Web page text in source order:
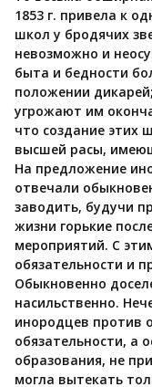
1853 г. привела к
школ у бродячих
невозможно и
быта и бедности
положении
угрожают им
что создание этих
высшей расы,
На предложение
отвечали
заводить, будучи
жизни горькие
мероприятий. С
обязательности и
Обыкновенно
насильственно.
инородцев против
обязательности, а
образования, не
могла вытекать